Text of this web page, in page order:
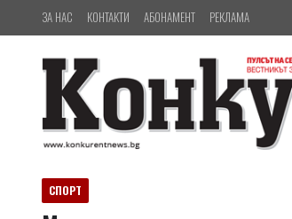
ЗА НАС КОНТАКТИ АБОНАМЕНТ РЕКЛАМА
СПОРТ